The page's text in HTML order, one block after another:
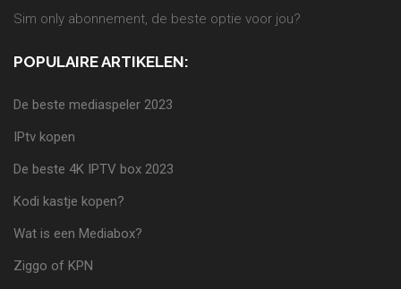
Sim only abonnement, de beste optie voor jou?
POPULAIRE ARTIKELEN:
De beste mediaspeler 2023
IPtv kopen
De beste 4K IPTV box 2023
Kodi kastje kopen?
Wat is een Mediabox?
Ziggo of KPN